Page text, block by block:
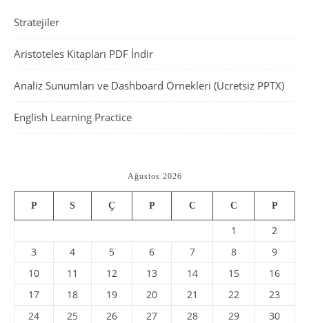
Stratejiler
Aristoteles Kitapları PDF İndir
Analiz Sunumları ve Dashboard Örnekleri (Ücretsiz PPTX)
English Learning Practice
Ağustos 2026
P S Ç P C C P
1
2
3
4 5 6 7 8
9
10
11 12 13 14 15
16
17
18 19 20 21 22
23
24
25 26 27 28 29
30